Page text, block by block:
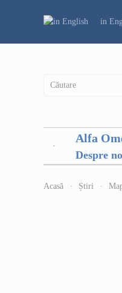
in
Alfa
Despre
Acasă Știri